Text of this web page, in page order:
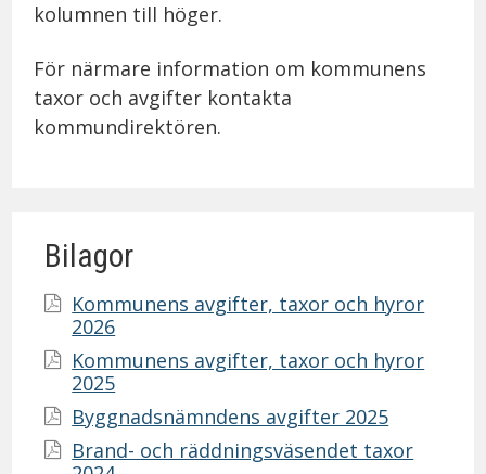
kolumnen till höger.
För närmare information om kommunens
taxor och avgifter kontakta
kommundirektören.
Bilagor
Kommunens avgifter, taxor och hyror
2026
Kommunens avgifter, taxor och hyror
2025
Byggnadsnämndens avgifter 2025
Brand- och räddningsväsendet taxor